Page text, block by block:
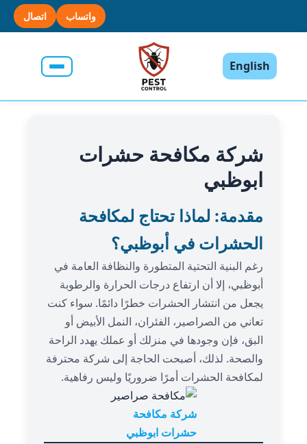
واتساب اتصال
English
شركة مكافحة حشرات
ابوظبي
مقدمة: لماذا تحتاج لمكافحة
الحشرات في أبوظبي؟
رغم البنية التحتية المتطورة والنظافة العامة في
أبوظبي، إلا أن ارتفاع درجات الحرارة والرطوبة
يجعل من انتشار الحشرات خطرًا دائمًا. سواء كنت
تعاني من الصراصير، الفئران، النمل الأبيض أو
البق، فإن وجودها في منزلك أو عملك يهدد الراحة
والصحة. لذلك، أصبحت الحاجة إلى شركة محترفة
لمكافحة الحشرات أمرًا ضروريًا وليس رفاهية.
شركة مكافحة
حشرات ابوظبي